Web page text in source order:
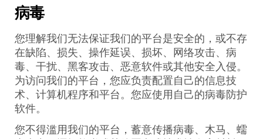
病毒
您理解我们无法保证我们的平台是安全的，或不存
在缺陷、损失、操作延误、损坏、网络攻击、病
毒、干扰、黑客攻击、恶意软件或其他安全入侵。
为访问我们的平台，您应负责配置自己的信息技
术、计算机程序和平台。您应使用自己的病毒防护
软件。
您不得滥用我们的平台，蓄意传播病毒、木马、蠕